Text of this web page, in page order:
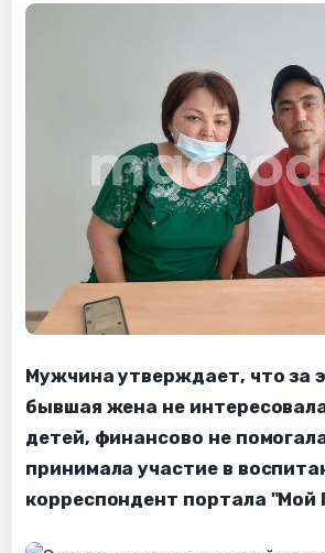
Мужчина утверждает, что за
бывшая жена не
детей, финансово не
принимала участие в
корреспондент портала "Мой